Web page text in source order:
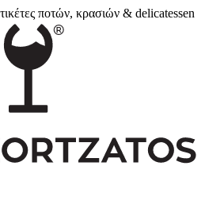
ποτών, κρασιών & delicatessen